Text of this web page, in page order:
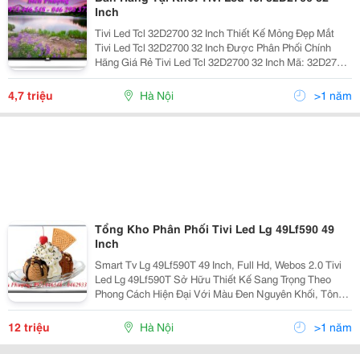
Inch
Tivi Led Tcl 32D2700 32 Inch Thiết Kế Mỏng Đẹp Mắt
Tivi Led Tcl 32D2700 32 Inch Được Phân Phối Chính
Hãng Giá Rẻ Tivi Led Tcl 32D2700 32 Inch Mã: 32D2700
Đánh Giá: Thương Hiệu: Tcl Xuất Xứ: Việt Nam Bảo
Hành: 2 Năm
4,7 triệu Hà Nội >1 năm
Tổng Kho Phân Phối Tivi Led Lg 49Lf590 49
Inch
Smart Tv Lg 49Lf590T 49 Inch, Full Hd, Webos 2.0 Tivi
Led Lg 49Lf590T Sở Hữu Thiết Kế Sang Trọng Theo
Phong Cách Hiện Đại Với Màu Đen Nguyên Khối, Tôn
Lên Nét Mạnh. Phần Chân Đế Dạng Trụ, Hài Hòa, Là Bệ
Đỡ Chắc Chắn Cho Phần Màn Hình Tivi Led L
12 triệu Hà Nội >1 năm